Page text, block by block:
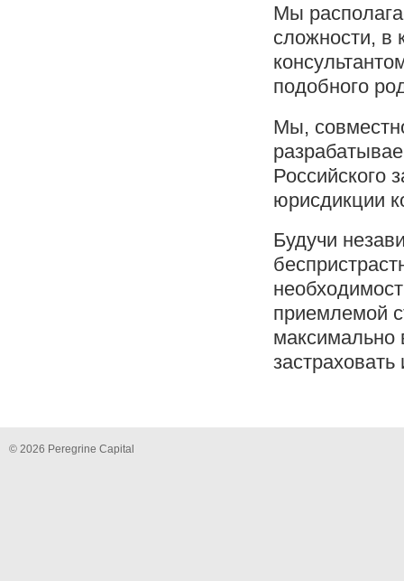
Мы
сложности, в
подобного
Мы,
Российского
юрисдикции
Будучи
приемлемой
максимально
© 2026 Peregrine Capital